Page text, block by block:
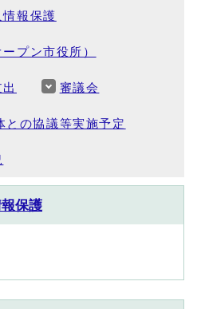
報保護
プン市役所）
審議会
との協議等実施予定
保護